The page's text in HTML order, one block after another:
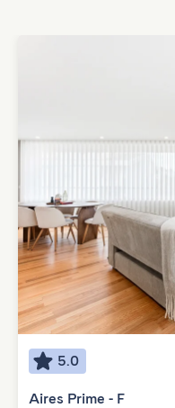
5.0
Aires Prime - F